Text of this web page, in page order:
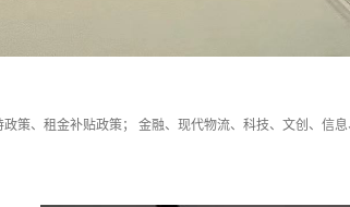
策、租金补贴政策； 金融、现代物流、科技、文创、信